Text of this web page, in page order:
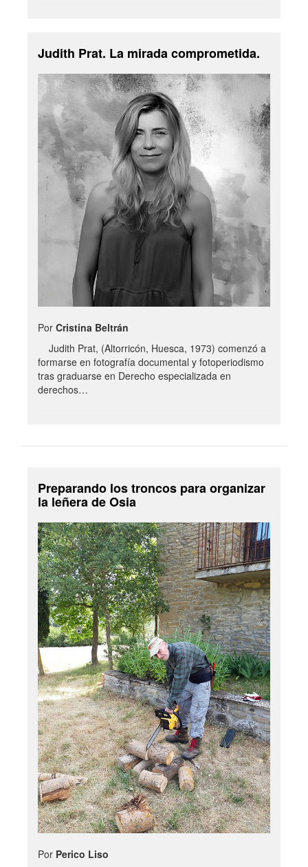
Judith Prat. La mirada comprometida.
Por Cristina Beltrán
Judith Prat, (Altorricón, Huesca, 1973) comenzó a
formarse en fotografía documental y fotoperiodismo
tras graduarse en Derecho especializada en
derechos…
Preparando los troncos para organizar
la leñera de Osia
Por Perico Liso